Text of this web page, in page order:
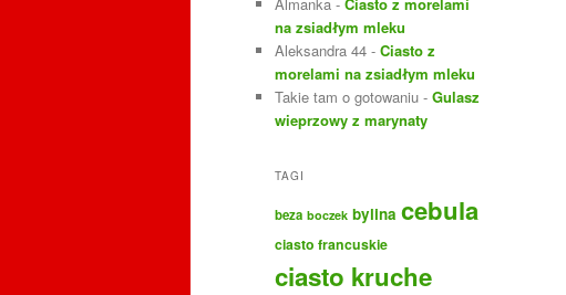
na zsiadłym mleku
Aleksandra 44 - Ciasto z
morelami na zsiadłym mleku
Takie tam o gotowaniu - Gulasz
wieprzowy z marynaty
TAGI
beza boczek bylina cebula
ciasto francuskie
ciasto kruche